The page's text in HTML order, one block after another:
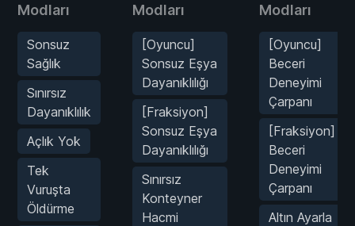
Modları
Sonsuz
Sağlık
Sınırsız
Dayanıklılık
Açlık Yok
Tek
Vuruşta
Öldürme
Modları
[Oyuncu]
Sonsuz Eşya
Dayanıklılığı
[Fraksiyon]
Sonsuz Eşya
Dayanıklılığı
Sınırsız
Konteyner
Hacmi
Modları
[Oyuncu]
Beceri
Deneyimi
Çarpanı
[Fraksiyon]
Beceri
Deneyimi
Çarpanı
Altın Ayarla